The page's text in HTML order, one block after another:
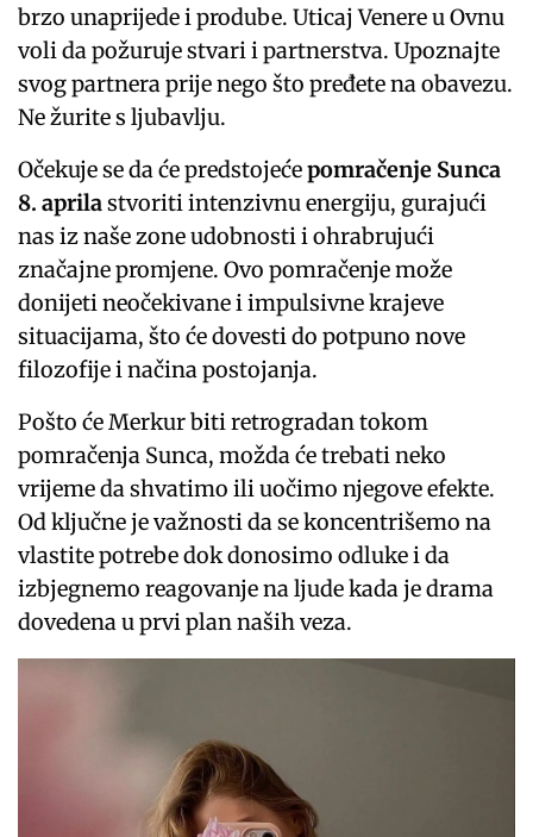
brzo unaprijede i prodube. Uticaj Venere u Ovnu
voli da požuruje stvari i partnerstva. Upoznajte
svog partnera prije nego što pređete na obavezu.
Ne žurite s ljubavlju.
Očekuje se da će predstojećepomračenje Sunca
8. aprilastvoriti intenzivnu energiju, gurajući
nas iz naše zone udobnosti i ohrabrujući
značajne promjene. Ovo pomračenje može
donijeti neočekivane i impulsivne krajeve
situacijama, što će dovesti do potpuno nove
filozofije i načina postojanja.
Pošto će Merkur biti retrogradan tokom
pomračenja Sunca, možda će trebati neko
vrijeme da shvatimo ili uočimo njegove efekte.
Od ključne je važnosti da se koncentrišemo na
vlastite potrebe dok donosimo odluke i da
izbjegnemo reagovanje na ljude kada je drama
dovedena u prvi plan naših veza.